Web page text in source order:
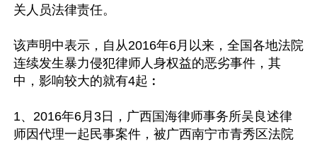
关人员法律责任。
该声明中表示，自从2016年6月以来，全国各地法院
连续发生暴力侵犯律师人身权益的恶劣事件，其
中，影响较大的就有4起︰
1、2016年6月3日，广西国海律师事务所吴良述律
师因代理一起民事案件，被广西南宁市青秀区法院